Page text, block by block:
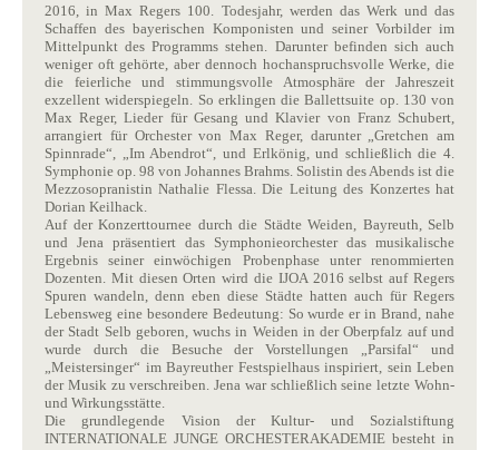
2016, in Max Regers 100. Todesjahr, werden das Werk und das
Schaffen des bayerischen Komponisten und seiner Vorbilder im
Mittelpunkt des Programms stehen. Darunter befinden sich auch
weniger oft gehörte, aber dennoch hochanspruchsvolle Werke, die
die feierliche und stimmungsvolle Atmosphäre der Jahreszeit
exzellent widerspiegeln. So erklingen die Ballettsuite op. 130 von
Max Reger, Lieder für Gesang und Klavier von Franz Schubert,
arrangiert für Orchester von Max Reger, darunter „Gretchen am
Spinnrade“, „Im Abendrot“, und Erlkönig, und schließlich die 4.
Symphonie op. 98 von Johannes Brahms. Solistin des Abends ist die
Mezzosopranistin Nathalie Flessa. Die Leitung des Konzertes hat
Dorian Keilhack.
Auf der Konzerttournee durch die Städte Weiden, Bayreuth, Selb
und Jena präsentiert das Symphonieorchester das musikalische
Ergebnis seiner einwöchigen Probenphase unter renommierten
Dozenten. Mit diesen Orten wird die IJOA 2016 selbst auf Regers
Spuren wandeln, denn eben diese Städte hatten auch für Regers
Lebensweg eine besondere Bedeutung: So wurde er in Brand, nahe
der Stadt Selb geboren, wuchs in Weiden in der Oberpfalz auf und
wurde durch die Besuche der Vorstellungen „Parsifal“ und
„Meistersinger“ im Bayreuther Festspielhaus inspiriert, sein Leben
der Musik zu verschreiben. Jena war schließlich seine letzte Wohn-
und Wirkungsstätte.
Die grundlegende Vision der Kultur- und Sozialstiftung
INTERNATIONALE JUNGE ORCHESTER­AKADEMIE besteht in